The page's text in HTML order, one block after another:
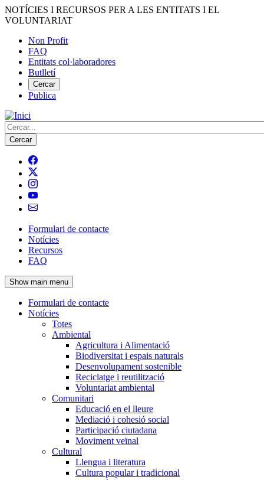
Vés
al
NOTÍCIES I RECURSOS PER A LES ENTITATS I EL
VOLUNTARIAT
Menú
del
compte
d'usuari
Non Profit
FAQ
Entitats col·laboradores
Butlletí
Cercar
Publica
Cerca
Navegació
principal
de
l'encapçalament
Formulari de contacte
Notícies
Recursos
FAQ
Show main menu
Navegació
principal
Formulari de contacte
Notícies
Totes
Ambiental
Agricultura i Alimentació
Biodiversitat i espais naturals
Desenvolupament sostenible
Reciclatge i reutilització
Voluntariat ambiental
Comunitari
Educació en el lleure
Mediació i cohesió social
Participació ciutadana
Moviment veïnal
Cultural
Llengua i literatura
Cultura popular i tradicional